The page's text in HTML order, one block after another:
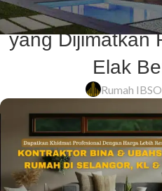
GAGAL
yang Dijimatkan
Elak
Rumah IBS